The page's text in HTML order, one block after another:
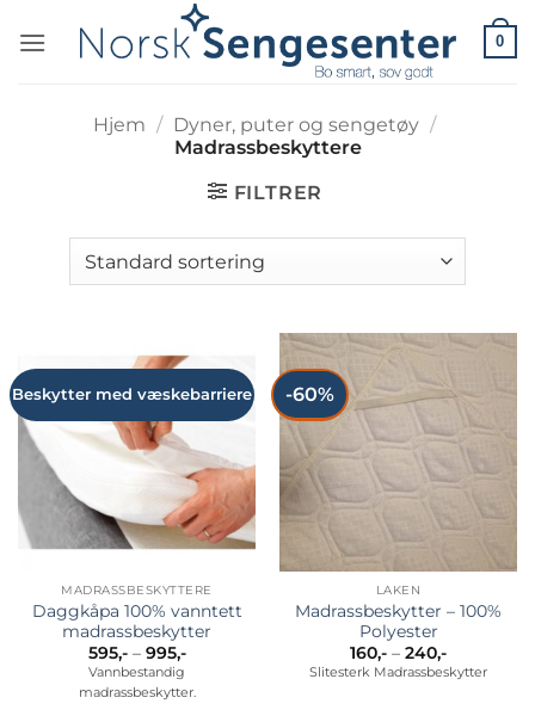
0
Hjem / Dyner, puter og sengetøy /
Madrassbeskyttere
FILTRER
Beskytter med væskebarriere
MADRASSBESKYTTERE
Daggkåpa 100% vanntett
madrassbeskytter
595,- – 995,-Prisområde:
995,-
Vannbestandig
madrassbeskytter.
-60%
LAKEN
Madrassbeskytter – 100%
Polyester
160,- – 240,-
160,-
til
Slitesterk Madrassbeskytter